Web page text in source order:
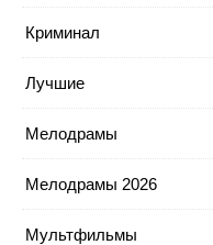
Криминал
Лучшие
Мелодрамы
Мелодрамы 2026
Мультфильмы